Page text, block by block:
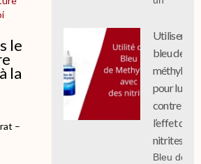
le
la
–
Utiliser le
bleu de
méthylène
pour lutter
contre
l’effet des
nitrites
Bleu de